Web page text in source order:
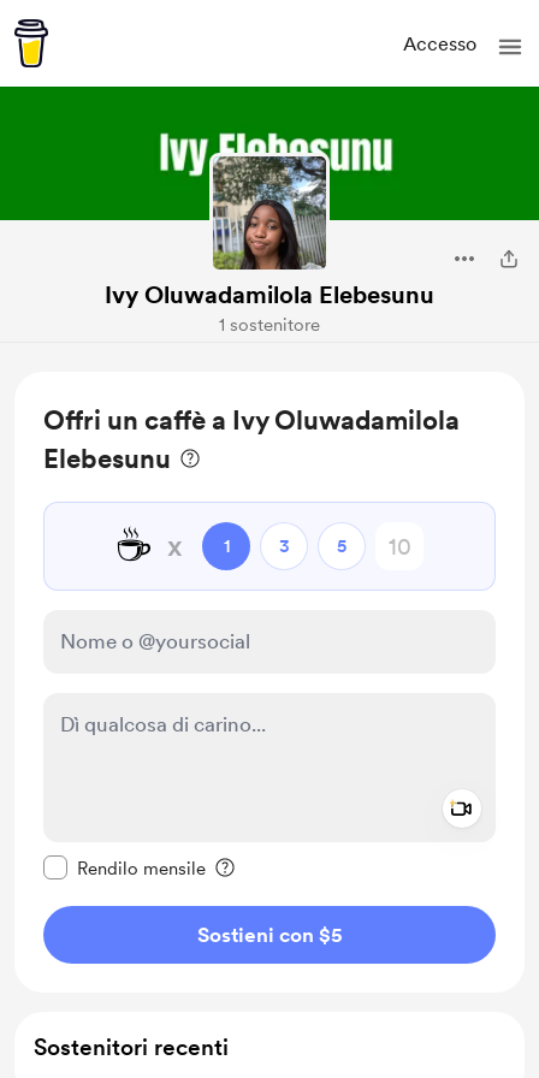
Accesso
Ivy Oluwadamilola Elebesunu
1 sostenitore
Offri un caffè a Ivy Oluwadamilola
Elebesunu
☕ x 1 3 5
Rendilo mensile
Sostieni con $5
Sostenitori recenti